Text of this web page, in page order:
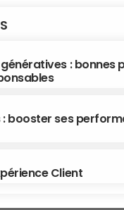
génératives : bonnes
: booster ses
Client